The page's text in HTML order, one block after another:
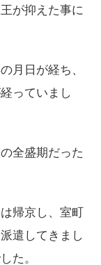
が抑えた事に
月日が経ち、
っていまし
全盛期だった
帰京し、室町
遣してきまし
た。